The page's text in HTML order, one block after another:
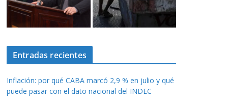
Entradas recientes
Inflación: por qué CABA marcó 2,9 % en julio y qué
puede pasar con el dato nacional del INDEC